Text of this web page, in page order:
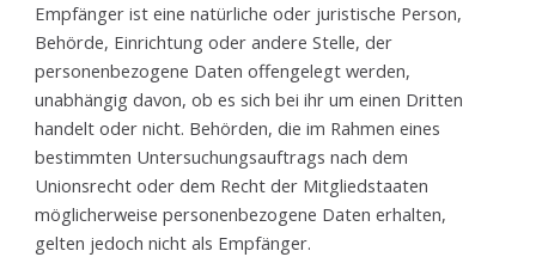
Empfänger ist eine natürliche oder juristische Person,
Behörde, Einrichtung oder andere Stelle, der
personenbezogene Daten offengelegt werden,
unabhängig davon, ob es sich bei ihr um einen Dritten
handelt oder nicht. Behörden, die im Rahmen eines
bestimmten Untersuchungsauftrags nach dem
Unionsrecht oder dem Recht der Mitgliedstaaten
möglicherweise personenbezogene Daten erhalten,
gelten jedoch nicht als Empfänger.